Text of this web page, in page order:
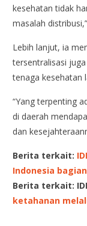
kesehatan tidak
masalah
Lebih lanjut, ia
tersentralisasi
tenaga kesehatan
“Yang terpenting
di daerah
dan
Berita terkait:
Indonesia
Berita terkait:
ketahanan